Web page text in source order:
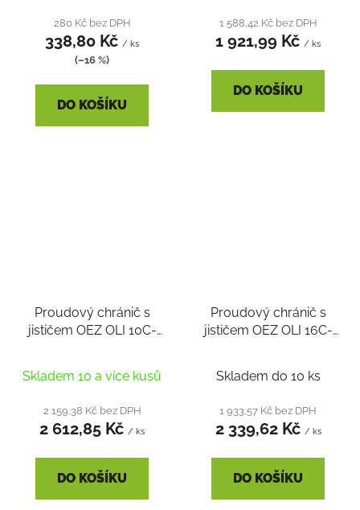
280 Kč bez DPH
338,80 Kč / ks
(–16 %)
DO KOŠÍKU
1 588,42 Kč bez DPH
1 921,99 Kč / ks
DO KOŠÍKU
Proudový chránič s
jističem OEZ OLI 10C-
Skladem 10 a více kusů
2 159,38 Kč bez DPH
2 612,85 Kč / ks
DO KOŠÍKU
Proudový chránič s
jističem OEZ OLI 16C-
Skladem do 10 ks
1 933,57 Kč bez DPH
2 339,62 Kč / ks
DO KOŠÍKU